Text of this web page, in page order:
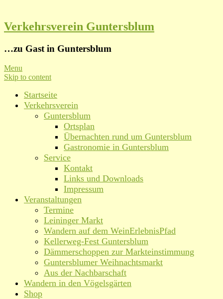
Verkehrsverein Guntersblum
…zu Gast in Guntersblum
Menu
Skip to content
Startseite
Verkehrsverein
Guntersblum
Ortsplan
Übernachten rund um Guntersblum
Gastronomie in Guntersblum
Service
Kontakt
Links und Downloads
Impressum
Veranstaltungen
Termine
Leininger Markt
Wandern auf dem WeinErlebnisPfad
Kellerweg-Fest Guntersblum
Dämmerschoppen zur Markteinstimmung
Guntersblumer Weihnachtsmarkt
Aus der Nachbarschaft
Wandern in den Vögelsgärten
Shop